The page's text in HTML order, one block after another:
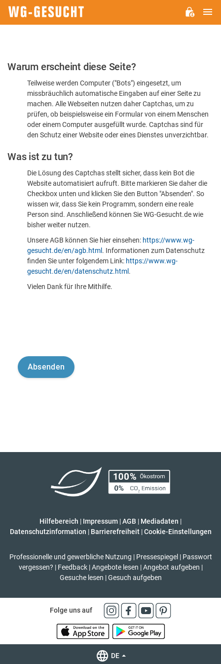
Bitte
dass
sind
Warum erscheint diese Seite?
Teilweise werden Computer ("Bots") eingesetzt, um
missbräuchlich automatische Eingaben auf einer Seite zu
machen. Alle Webseiten nutzen daher Captchas, um zu
prüfen, ob beispielsweise ein Formular von einem Menschen
oder einem Computer ausgefüllt wurde. Captchas sind für
den Schutz einer Website oder eines Dienstes unverzichtbar.
Was ist zu tun?
Die Lösung des Captchas stellt sicher, dass kein Bot die
Website automatisiert aufruft. Bitte markieren Sie daher die
Checkbox unten und klicken Sie den Button "Absenden". So
wissen wir, dass Sie kein Programm, sondern eine reale
Person sind. Anschließend können Sie WG-Gesucht.de wie
bisher weiter nutzen.
Unsere AGB können Sie hier einsehen: https://www.wg-
gesucht.de/en/agb.html . Informationen zum Datenschutz
finden Sie unter folgendem Link: https://www.wg-
gesucht.de/en/datenschutz.html .
Vielen Dank für Ihre Mithilfe.
Hilfebereich | Impressum |AGB | Mediadaten |
Datenschutzinformation | Barrierefreiheit | Cookie-Einstellungen
Professionelle und gewerbliche Nutzung | Pressespiegel | Passwort
vergessen? | Feedback | Angebote lesen | Angebot aufgeben |
Gesuche lesen | Gesuch aufgeben
Folge uns auf
DE